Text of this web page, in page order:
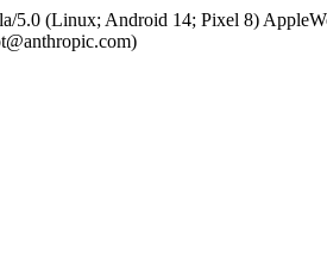
5.0 (Linux; Android 14; Pixel 8)